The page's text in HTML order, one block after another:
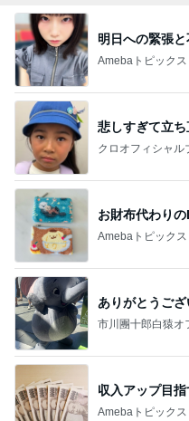
明日への緊張
Amebaトピックス
悲しすぎて立ち
クロオフィシャ
お財布代わり
Amebaトピックス
ありがとうご
市川團十郎白猿オ
収入アップ目
Amebaトピックス